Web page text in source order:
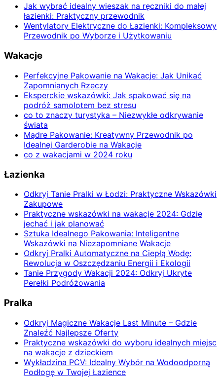
Jak wybrać idealny wieszak na ręczniki do małej
łazienki: Praktyczny przewodnik
Wentylatory Elektryczne do Łazienki: Kompleksowy
Przewodnik po Wyborze i Użytkowaniu
Wakacje
Perfekcyjne Pakowanie na Wakacje: Jak Unikać
Zapomnianych Rzeczy
Eksperckie wskazówki: Jak spakować się na
podróż samolotem bez stresu
co to znaczy turystyka – Niezwykłe odkrywanie
świata
Mądre Pakowanie: Kreatywny Przewodnik po
Idealnej Garderobie na Wakacje
co z wakacjami w 2024 roku
Łazienka
Odkryj Tanie Pralki w Łodzi: Praktyczne Wskazówki
Zakupowe
Praktyczne wskazówki na wakacje 2024: Gdzie
jechać i jak planować
Sztuka Idealnego Pakowania: Inteligentne
Wskazówki na Niezapomniane Wakacje
Odkryj Pralki Automatyczne na Ciepłą Wodę:
Rewolucja w Oszczędzaniu Energii i Ekologii
Tanie Przygody Wakacji 2024: Odkryj Ukryte
Perełki Podróżowania
Pralka
Odkryj Magiczne Wakacje Last Minute – Gdzie
Znaleźć Najlepsze Oferty
Praktyczne wskazówki do wyboru idealnych miejsc
na wakacje z dzieckiem
Wykładzina PCV: Idealny Wybór na Wodoodporną
Podłogę w Twojej Łazience